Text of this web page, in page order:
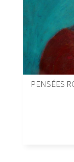
PENSÉES